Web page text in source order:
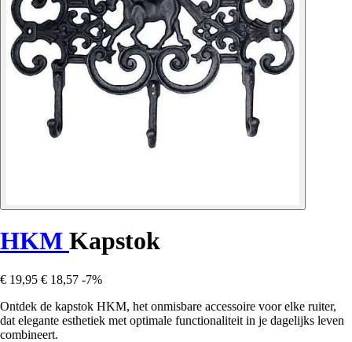
HKM Kapstok
€ 19,95 € 18,57 -7%
Ontdek de kapstok HKM, het onmisbare accessoire voor elke ruiter,
dat elegante esthetiek met optimale functionaliteit in je dagelijks leven
combineert.